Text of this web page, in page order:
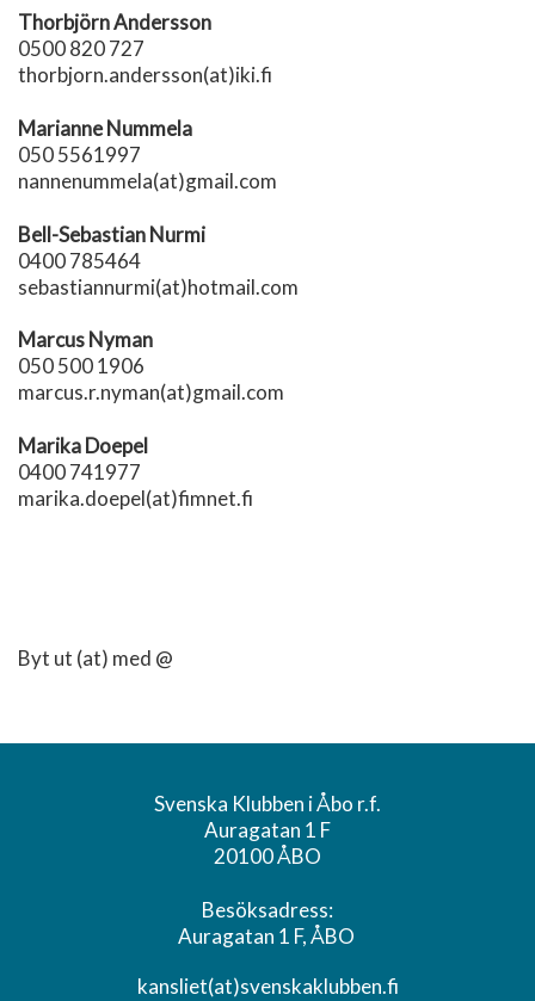
Thorbjörn Andersson
0500 820 727
thorbjorn.andersson(at)iki.fi
Marianne Nummela
050 5561997
nannenummela(at)gmail.com
Bell-Sebastian Nurmi
0400 785464
sebastiannurmi(at)hotmail.com
Marcus Nyman
050 500 1906
marcus.r.nyman(at)gmail.com
Marika Doepel
0400 741977
marika.doepel(at)fimnet.fi
Byt ut (at) med @
Svenska Klubben i Åbo r.f.
Auragatan 1 F
20100 ÅBO
Besöksadress:
Auragatan 1 F, ÅBO
kansliet(at)svenskaklubben.fi